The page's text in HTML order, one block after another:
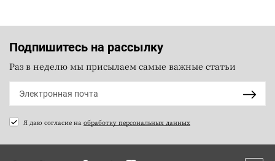
Подпишитесь на рассылку
Раз в неделю мы присылаем самые важные статьи
Я даю согласие на обработку персональных данных